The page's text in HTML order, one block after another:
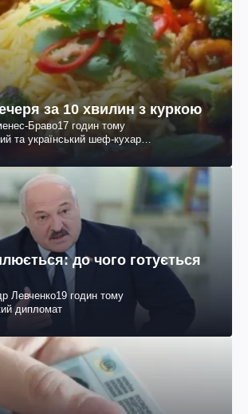
за 10 хвилин з куркою
Браво17 годин тому
та український шеф-кухар
до чого готується
Левченко19 годин тому
дипломат